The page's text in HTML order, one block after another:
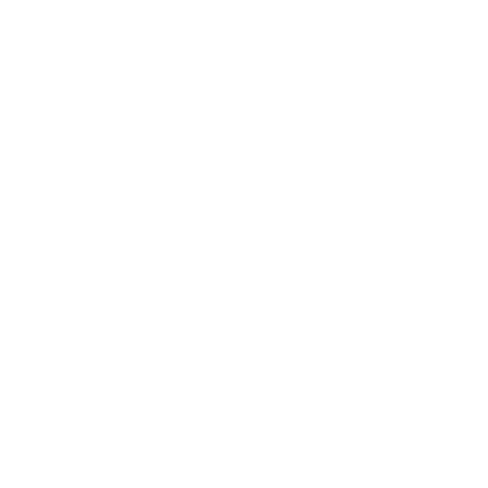
wird dabei nicht beeinflusst: trotz Schutzglas
Fotos mit maximaler Transparenz und Farbtreue
die Montage des Tempered Glass schnell, einfach
Aufliegen des Screen Protektors auf dem
für Lautsprecher oder Mikrofone und erst recht